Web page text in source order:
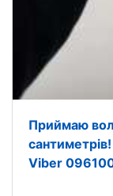
Приймаю
Viber